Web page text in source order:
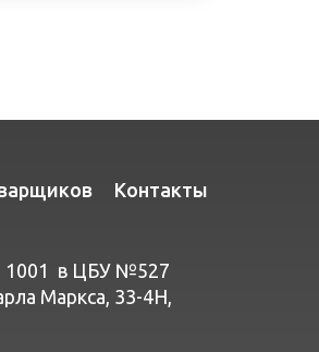
Контакты
1001 в ЦБУ №527
Маркса, 33-4Н,